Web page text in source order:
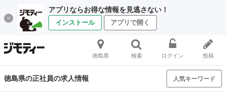
アプリならお得な情報を見逃さない！
インストール アプリで開く
徳島県 検索 ログイン 投稿
徳島県の正社員の求人情報 人気キーワード